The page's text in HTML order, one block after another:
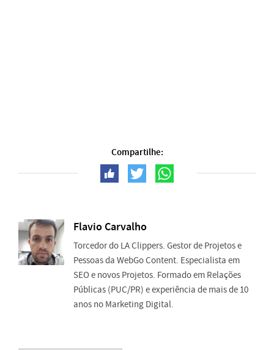
Compartilhe:
Flavio Carvalho
Torcedor do LA Clippers. Gestor de Projetos e
Pessoas da WebGo Content. Especialista em
SEO e novos Projetos. Formado em Relações
Públicas (PUC/PR) e experiência de mais de 10
anos no Marketing Digital.